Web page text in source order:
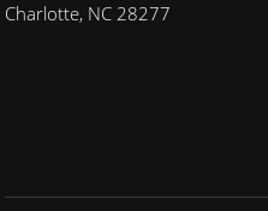
Charlotte, NC 28277